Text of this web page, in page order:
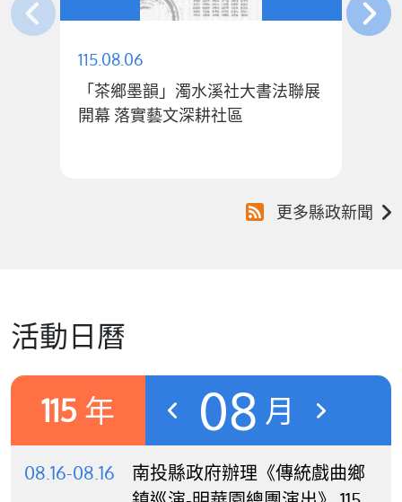
115.08.06
「茶鄉墨韻」濁水溪社大書法聯展
開幕 落實藝文深耕社區
更多縣政新聞
活動日曆
115 年 08 月
08.16-08.16
南投縣政府辦理《傳統戲曲鄉